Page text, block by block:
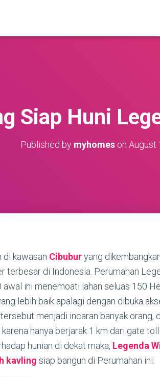
Siap Huni
Published by myhomeson August
di kawasan Cibuburyang
terbesar di Indonesia. Perumahan
ini menemoati lahan seluas 150
lebih baik apalagi dengan dibuka
menjadi incaran banyak orang,
hanya berjarak 1 km dari gate toll
hunian di dekat maka, Legenda
kavling siap bangun di Perumahan ini.